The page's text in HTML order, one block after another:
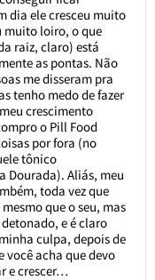
dia ele cresceu muito
muito loiro, o que
raiz, claro) está
as pontas. Não
me disseram pra
tenho medo de fazer
crescimento
o Pill Food
por fora (no
tônico
Dourada). Aliás, meu
toda vez que
que o seu, mas
e é claro
culpa, depois de
acha que devo
e crescer…